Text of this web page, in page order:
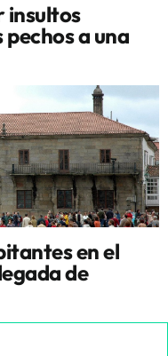
insultos
a una
en el
de